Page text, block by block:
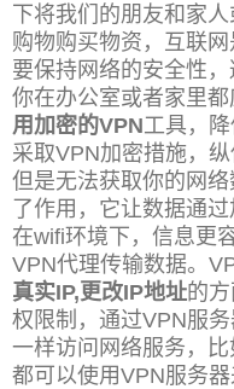
下将我们的朋友和家
购物购买物资，互联
要保持网络的安全性
你在办公室或者家里
用加密的VPN工具，
采取VPN加密措施，
但是无法获取你的网络
了作用，它让数据通
在wifi环境下，信息更
VPN代理传输数据。
真实IP,更改IP地址的
权限制，通过VPN服
一样访问网络服务，比
都可以使用VPN服务器